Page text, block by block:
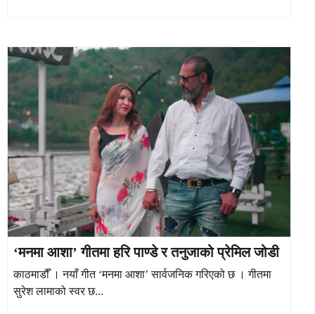
‘मनमा आशा’ गीतमा हरि पाण्डे र तनुजाको प्रेमिल जोडी
काठमाडौँ । नयाँ गीत ‘मनमा आशा’ सार्वजनिक गरिएको छ । गीतमा
सुरेश लामाको स्वर छ...